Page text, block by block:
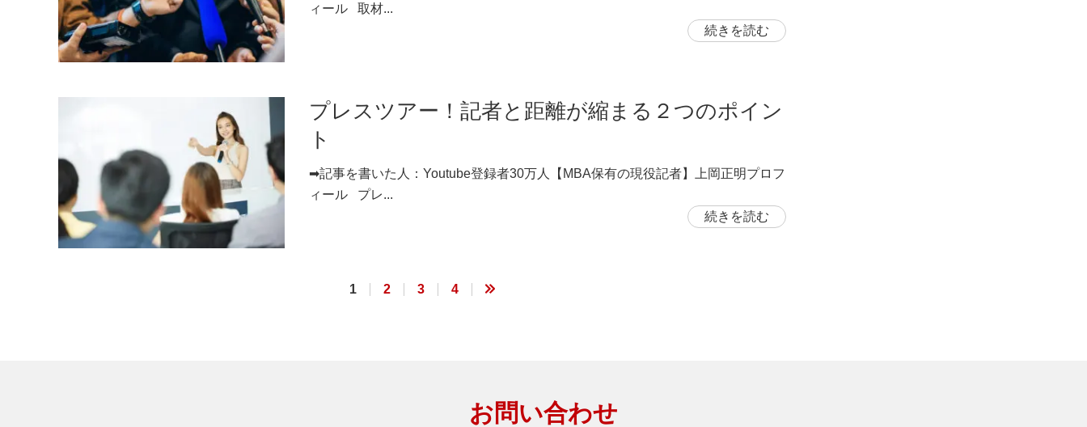
ィール 取材...
続きを読む
プレスツアー！記者と距離が縮まる２つのポイン
ト
➡記事を書いた人：Youtube登録者30万人【MBA保有の現役記者】上岡正明プロフ
ィール プレ...
続きを読む
1 2 3 4
お問い合わせ